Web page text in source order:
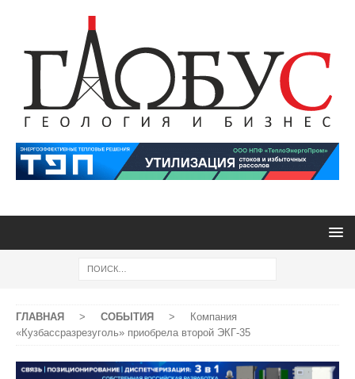
ГЛАВНАЯ > СОБЫТИЯ >
Компания
«Кузбассразрезуголь» приобрела второй ЭКГ-35